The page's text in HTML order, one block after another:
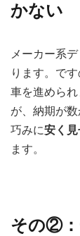
かない
メーカー系
ります。で
車を進めら
が、納期が
巧みに安く
ます。
その②：